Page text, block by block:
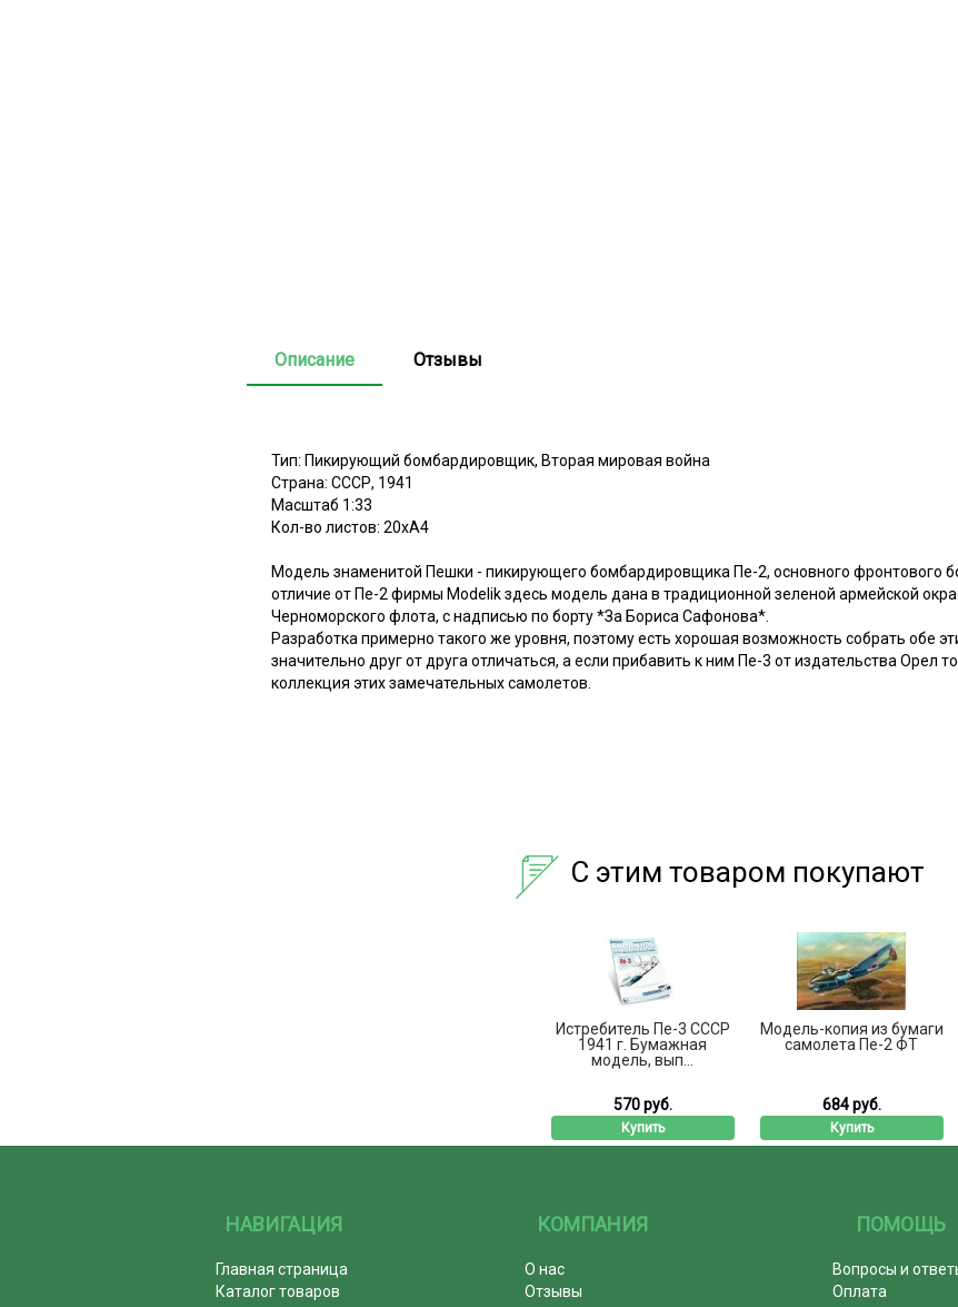
Описание Отзывы
Тип: Пикирующий бомбардировщик, Вторая мировая война
Страна: СССР, 1941
Масштаб 1:33
Кол-во листов: 20хА4
Модель знаменитой Пешки - пикирующего бомбардировщика Пе-2, основного фронтового
отличие от Пе-2 фирмы Modelik здесь модель дана в традиционной зеленой армейской
Черноморского флота, с надписью по борту *За Бориса Сафонова*.
Разработка примерно такого же уровня, поэтому есть хорошая возможность собрать обе
значительно друг от друга отличаться, а если прибавить к ним Пе-3 от издательства Орел
коллекция этих замечательных самолетов.
С этим товаром покупают
Истребитель Пе-3 СССР
1941 г. Бумажная
модель, вып...
570 руб.
Купить
Модель-копия из бумаги
самолета Пе-2 ФТ
684 руб.
Купить
НАВИГАЦИЯ
Главная страница
Каталог товаров
КОМПАНИЯ
О нас
Отзывы
ПОМОЩЬ
Вопросы и
Оплата